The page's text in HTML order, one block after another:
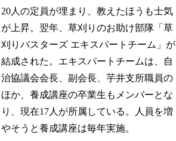
20人の定員が埋まり、教えたほうも士気
が上昇。翌年、草刈りのお助け部隊「草
刈りバスターズ エキスパートチーム」が
結成された。エキスパートチームは、自
治協議会会長、副会長、芋井支所職員の
ほか、養成講座の卒業生もメンバーとな
り、現在17人が所属している。人員を増
やそうと養成講座は毎年実施。